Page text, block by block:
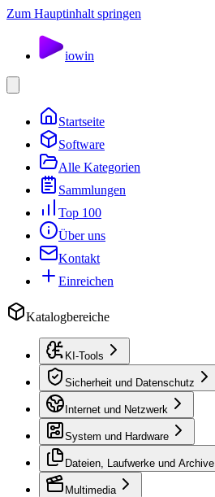
Zum Hauptinhalt springen
iowin
Startseite
Software
Alle Kategorien
Sammlungen
Top 100
Über uns
Kontakt
Einreichen
Katalogbereiche
KI-Tools
Sicherheit und Datenschutz
Internet und Netzwerk
System und Hardware
Dateien, Laufwerke und Archive
Multimedia